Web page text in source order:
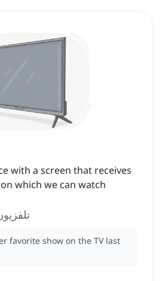
with a screen that receives
which we can watch
favorite show on the TV last